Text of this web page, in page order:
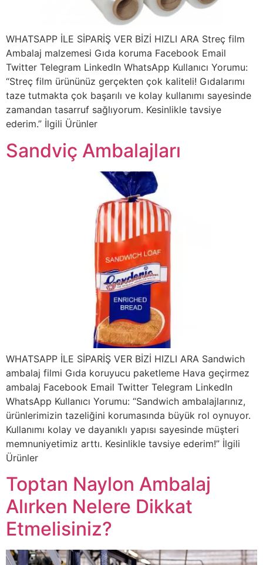
WHATSAPP İLE SİPARİŞ VER BİZİ HIZLI ARA Streç film
Ambalaj malzemesi Gıda koruma Facebook Email
Twitter Telegram LinkedIn WhatsApp Kullanıcı Yorumu:
“Streç film ürününüz gerçekten çok kaliteli! Gıdalarımı
taze tutmakta çok başarılı ve kolay kullanımı sayesinde
zamandan tasarruf sağlıyorum. Kesinlikle tavsiye
ederim.” İlgili Ürünler
Sandviç Ambalajları
WHATSAPP İLE SİPARİŞ VER BİZİ HIZLI ARA Sandwich
ambalaj filmi Gıda koruyucu paketleme Hava geçirmez
ambalaj Facebook Email Twitter Telegram LinkedIn
WhatsApp Kullanıcı Yorumu: “Sandwich ambalajlarınız,
ürünlerimizin tazeliğini korumasında büyük rol oynuyor.
Kullanımı kolay ve dayanıklı yapısı sayesinde müşteri
memnuniyetimiz arttı. Kesinlikle tavsiye ederim!” İlgili
Ürünler
Toptan Naylon Ambalaj
Alırken Nelere Dikkat
Etmelisiniz?